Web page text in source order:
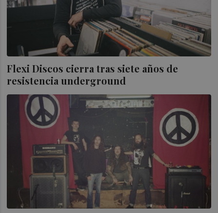
Flexi Discos cierra tras siete años de
resistencia underground